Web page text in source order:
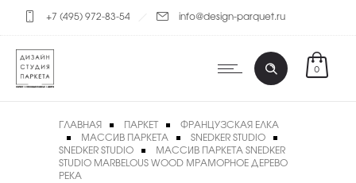
+7 (495) 972-83-54 info@design-parquet.ru
0
ГЛАВНАЯ ПАРКЕТ
ФРАНЦУЗСКАЯ ЕЛКА
МАССИВ ПАРКЕТА
SNEDKER STUDIO
SNEDKER STUDIO
МАССИВ ПАРКЕТА SNEDKER
STUDIO MARBELOUS WOOD МРАМОРНОЕ ДЕРЕВО
РЕКА